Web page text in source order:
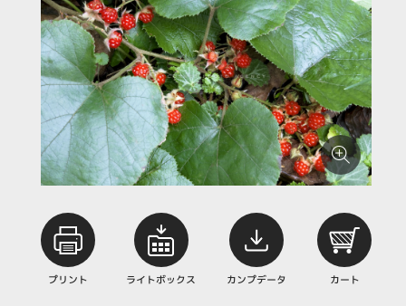
プリント ライトボックス カンプデータ カート